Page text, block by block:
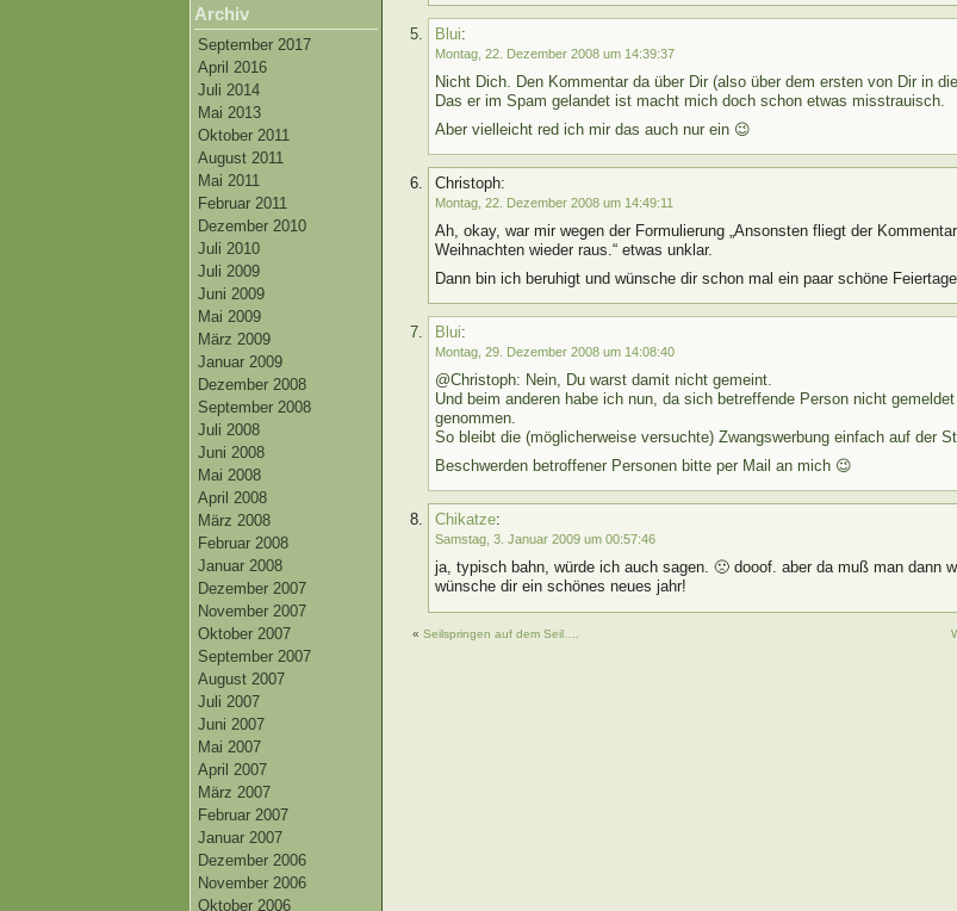
Archiv
September 2017
April 2016
Juli 2014
Mai 2013
Oktober 2011
August 2011
Mai 2011
Februar 2011
Dezember 2010
Juli 2010
Juli 2009
Juni 2009
Mai 2009
März 2009
Januar 2009
Dezember 2008
September 2008
Juli 2008
Juni 2008
Mai 2008
April 2008
März 2008
Februar 2008
Januar 2008
Dezember 2007
November 2007
Oktober 2007
September 2007
August 2007
Juli 2007
Juni 2007
Mai 2007
April 2007
März 2007
Februar 2007
Januar 2007
Dezember 2006
November 2006
Oktober 2006
Blui:
Montag, 22. Dezember 2008 um 14:39:37
Nicht Dich. Den Kommentar da über Dir (also über dem ersten von Dir in
Das er im Spam gelandet ist macht mich doch schon etwas misstrauisch.
Aber vielleicht red ich mir das auch nur ein 😉
Christoph:
Montag, 22. Dezember 2008 um 14:49:11
Ah, okay, war mir wegen der Formulierung „Ansonsten fliegt der
Weihnachten wieder raus.“ etwas unklar.
Dann bin ich beruhigt und wünsche dir schon mal ein paar schöne
Blui:
Montag, 29. Dezember 2008 um 14:08:40
@Christoph: Nein, Du warst damit nicht gemeint.
Und beim anderen habe ich nun, da sich betreffende Person nicht
genommen.
So bleibt die (möglicherweise versuchte) Zwangswerbung einfach auf der
Beschwerden betroffener Personen bitte per Mail an mich 😉
Chikatze:
Samstag, 3. Januar 2009 um 00:57:46
ja, typisch bahn, würde ich auch sagen. 🙁 dooof. aber da muß man dann
wünsche dir ein schönes neues jahr!
« Seilspringen auf dem Seil….